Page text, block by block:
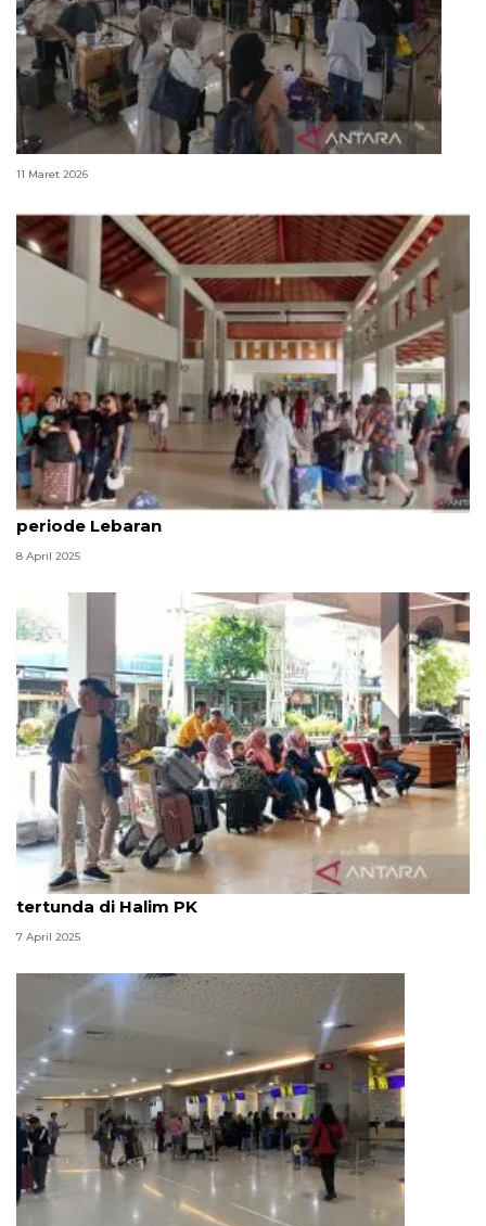
37 bandara siap layani arus mudik Lebaran 2026
11 Maret 2026
Dispar catat 400 ribu wisnus masuk Bali selama
periode Lebaran
8 April 2025
Penerbangan dari Bali dan Surabaya paling banyak
tertunda di Halim PK
7 April 2025
181 ribu orang tinggalkan Bali lewat bandara